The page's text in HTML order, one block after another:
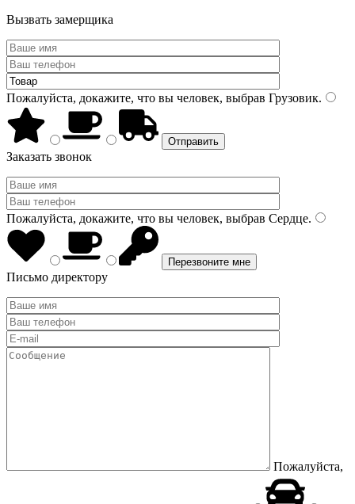
Вызвать замерщика
Пожалуйста, докажите, что вы человек, выбрав Грузовик.
Заказать звонок
Пожалуйста, докажите, что вы человек, выбрав Сердце.
Письмо директору
Пожалуйста,